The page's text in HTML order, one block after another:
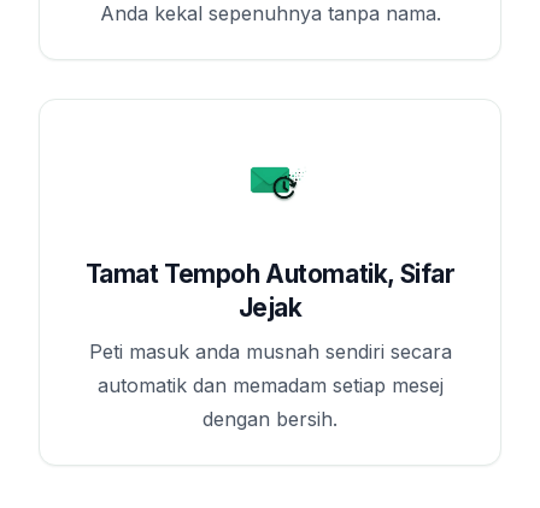
Anda kekal sepenuhnya tanpa nama.
Tamat Tempoh Automatik, Sifar
Jejak
Peti masuk anda musnah sendiri secara
automatik dan memadam setiap mesej
dengan bersih.